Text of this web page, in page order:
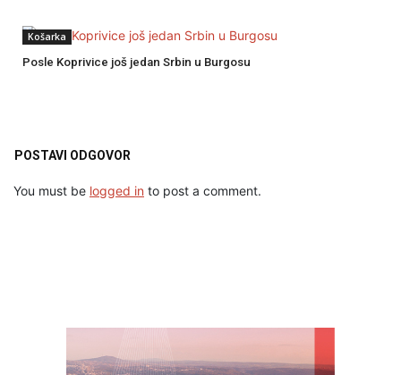
Košarka
Posle Koprivice još jedan Srbin u Burgosu
POSTAVI ODGOVOR
You must be logged in to post a comment.